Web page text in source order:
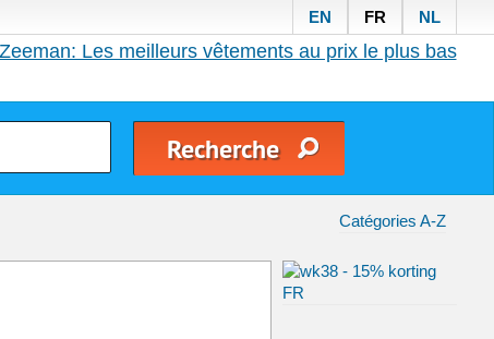
EN FR NL
Zeeman: Les meilleurs vêtements au prix le plus bas
Catégories A-Z